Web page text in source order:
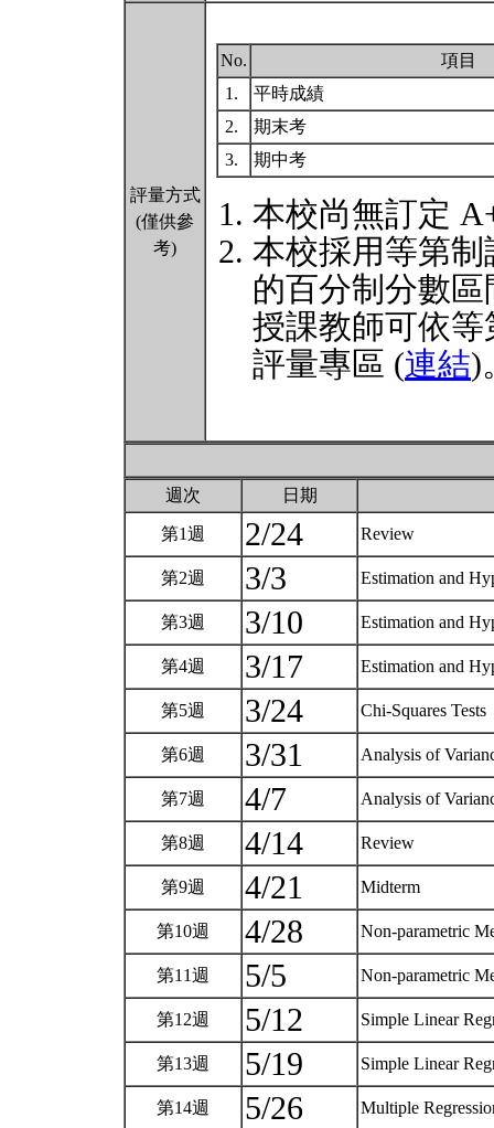
評量方式
(僅供參
考)
No.
項目
1.
平時成績
2.
期末考
3.
期中考
本校尚無訂定
本校採用等第
的百分制分數
授課教師可依
評量專區 (連結)
週次 日期
第1週 2/24 Review
第2週 3/3 Estimation and
第3週 3/10 Estimation and
第4週 3/17 Estimation and
第5週 3/24 Chi-Squares Tests
第6週 3/31 Analysis of
第7週 4/7 Analysis of
第8週 4/14 Review
第9週 4/21 Midterm
第10週 4/28 Non-parametric
第11週 5/5 Non-parametric
第12週 5/12 Simple Linear
第13週 5/19 Simple Linear
第14週 5/26 Multiple